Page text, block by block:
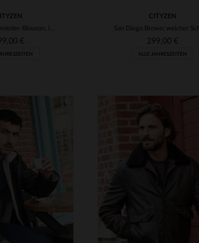
70
Zeitloser Lammleder-Blouson, ideal für größere und kräftige Männer.
€
VERFÜGBARE GRÖSSEN
CITYZEN
299,00 €
ALLE JAHRESZEITEN